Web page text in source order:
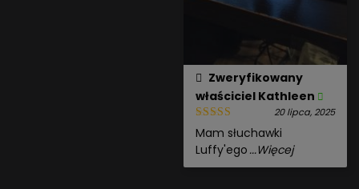
Zweryfikowany
właściciel Kathleen
20 lipca, 2025
Mam słuchawki
Luffy'ego ...Więcej